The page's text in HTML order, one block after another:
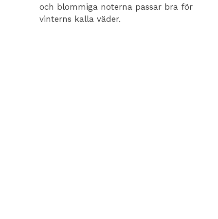
och blommiga noterna passar bra för
vinterns kalla väder.